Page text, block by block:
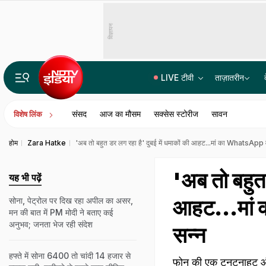
विज्ञापन
LIVE टीवी ताज़ातरीन
विशेष लिंक संसद आज का मौसम सक्सेस स्टोरीज सावन
होम Zara Hatke 'अब तो बहुत डर लग रहा है' दुबई में धमाकों की आहट...मां का WhatsApp
'अब तो
आहट...मां
सन्न
फोन की एक टनटनाहट
यह भी पढ़ें
सोना, पेट्रोल पर दिख रहा अपील का असर,
मन की बात में PM मोदी ने बताए कई
अनुभव; जनता भेज रही संदेश
हफ्ते में सोना 6400 तो चांदी 14 हजार से